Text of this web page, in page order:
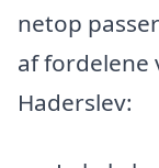
netop
af fordelene
Haderslev: